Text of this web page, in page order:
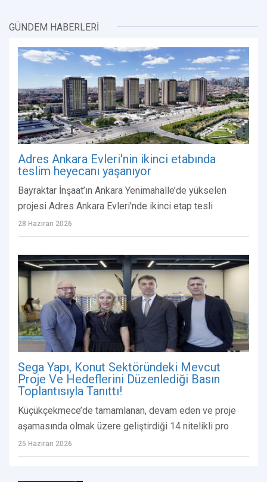
GÜNDEM HABERLERİ
Adres Ankara Evleri'nin ikinci etabında
teslim heyecanı yaşanıyor
Bayraktar İnşaat’ın Ankara Yenimahalle’de yükselen
projesi Adres Ankara Evleri'nde ikinci etap tesli
28 Haziran 2026
Sega Yapı, Konut Sektöründeki Mevcut
Proje Ve Hedeflerini Düzenlediği Basın
Toplantısıyla Tanıttı!
Küçükçekmece’de tamamlanan, devam eden ve proje
aşamasında olmak üzere geliştirdiği 14 nitelikli pro
25 Haziran 2026